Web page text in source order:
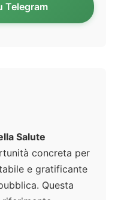
Telegram
Salute
concreta per
e gratificante
Questa